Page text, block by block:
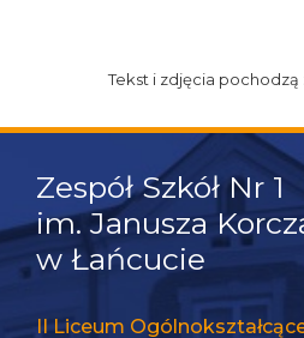
Tekst i zdjęcia pochodzą
Zespół Szkół Nr 1
im. Janusza
w Łańcucie
II Liceum